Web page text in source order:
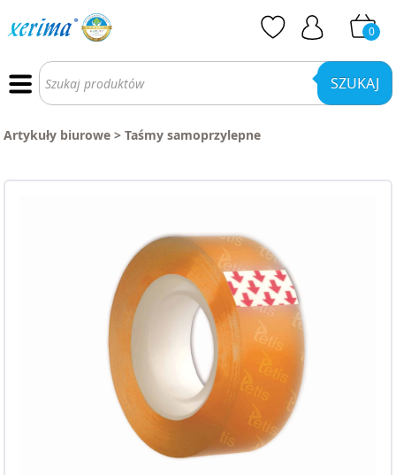
0
Wyszukiwarka
produktów SZUKAJ
Artykuły biurowe > Taśmy samoprzylepne